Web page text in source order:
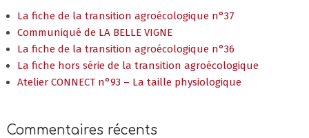
La fiche de la transition agroécologique n°37
Communiqué de LA BELLE VIGNE
La fiche de la transition agroécologique n°36
La fiche hors série de la transition agroécologique
Atelier CONNECT n°93 – La taille physiologique
Commentaires récents